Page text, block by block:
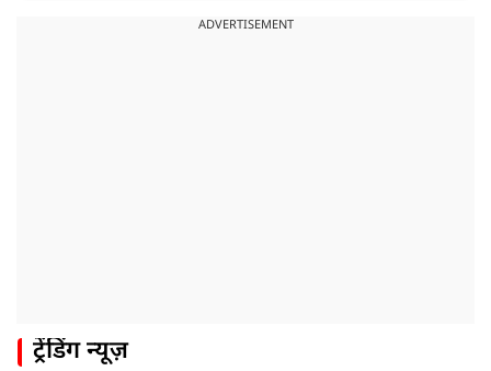
UP: लखनऊ में चलती कार में लगी आग, युवक की जिंदा जलकर
ADVERTISEMENT
ट्रेंडिंग न्यूज़